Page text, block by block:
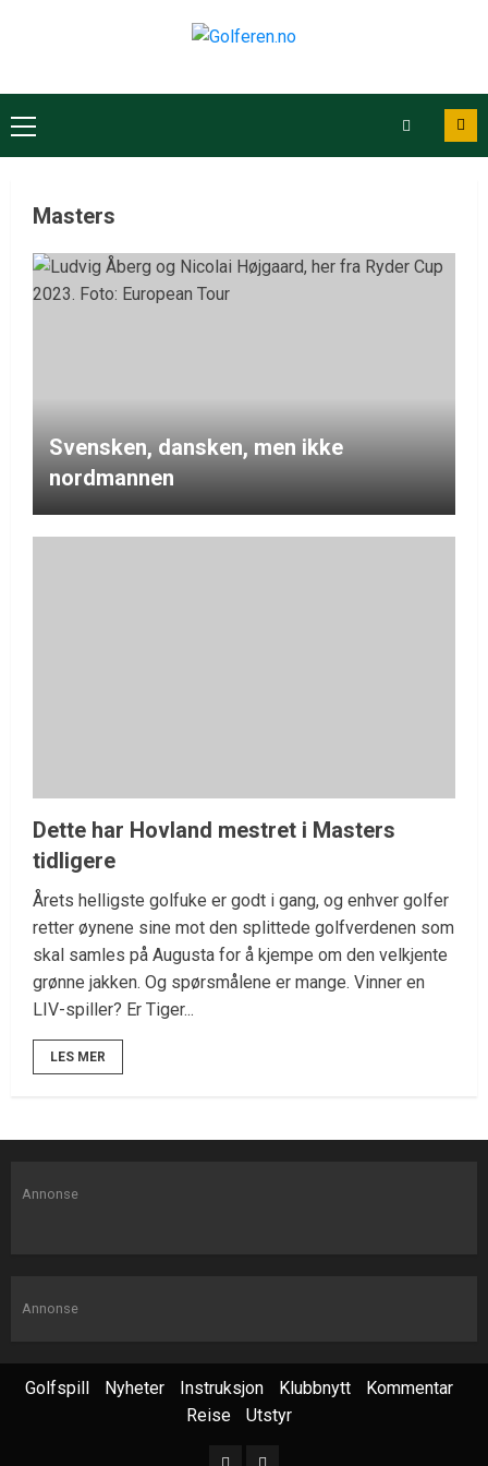
Masters
Svensken, dansken, men ikke
nordmannen
Dette har Hovland mestret i Masters
tidligere
Årets helligste golfuke er godt i gang, og enhver golfer
retter øynene sine mot den splittede golfverdenen som
skal samles på Augusta for å kjempe om den velkjente
grønne jakken. Og spørsmålene er mange. Vinner en
LIV-spiller? Er Tiger...
LES MER
Annonse
Annonse
Golfspill Nyheter Instruksjon Klubbnytt
Kommentar
Reise
Utstyr